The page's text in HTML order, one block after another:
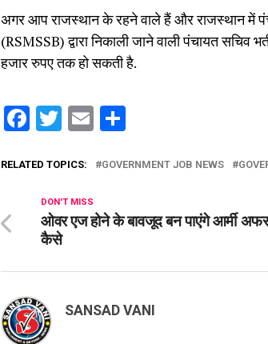
अगर आप राजस्थान के रहने वाले हैं और राजस्थान में
(RSMSSB) द्वारा निकाली जाने वाली पंचायत सचिव
हजार रुपए तक हो सकती है.
Facebook
Twitter
Email
RELATED TOPICS: GOVERNMENT JOB NEWS
DON'T MISS
ओवर एज होने के बावजूद बन पाएंगे आर्मी
कैसे
SANSAD VANI